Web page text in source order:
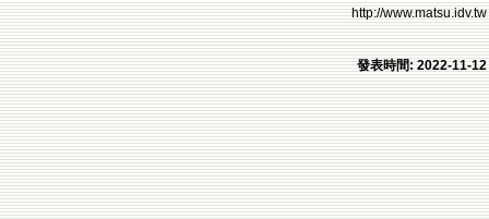
http://www.matsu.idv.tw
發表時間: 2022-11-12